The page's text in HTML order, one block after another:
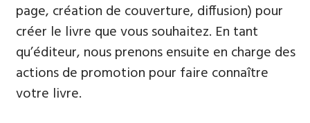
page, création de couverture, diffusion) pour
créer le livre que vous souhaitez. En tant
qu’éditeur, nous prenons ensuite en charge des
actions de promotion pour faire connaître
votre livre.